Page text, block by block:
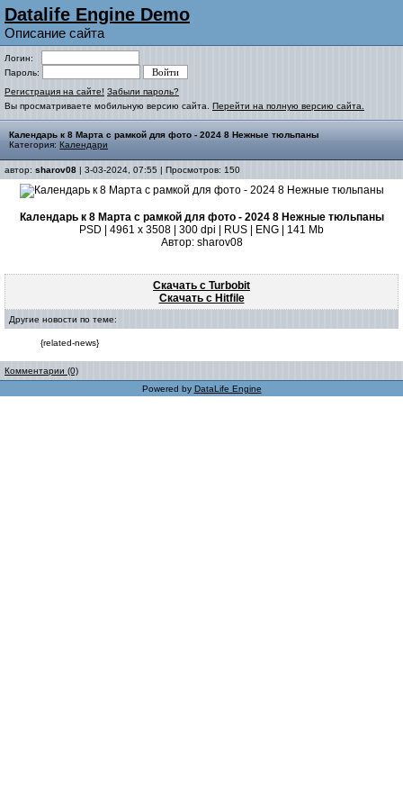
Datalife Engine Demo
Описание сайта
Логин:
Пароль:
Регистрация на сайте! Забыли пароль?
Вы просматриваете мобильную версию сайта. Перейти на полную версию сайта.
Календарь к 8 Марта с рамкой для фото - 2024 8 Нежные тюльпаны
Категория: Календари
автор: sharov08 | 3-03-2024, 07:55 | Просмотров: 150
Календарь к 8 Марта с рамкой для фото - 2024 8 Нежные тюльпаны
PSD | 4961 х 3508 | 300 dpi | RUS | ENG | 141 Mb
Автор: sharov08
Скачать с Turbobit
Скачать с Hitfile
Другие новости по теме:
{related-news}
Комментарии (0)
Powered by DataLife Engine